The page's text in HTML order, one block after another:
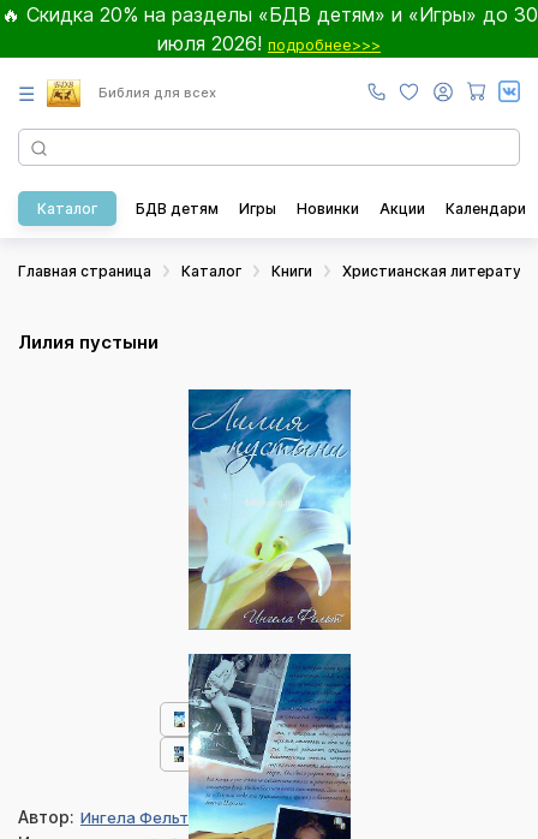
🔥 Скидка 20% на разделы «БДВ детям» и «Игры» до 30
июля 2026! подробнее>>>
☰ Библия для всех
Каталог БДВ детям Игры Новинки Акции Календари
Главная страница Каталог Книги Христианская литература
Лилия пустыни
Автор: Ингела Фельт